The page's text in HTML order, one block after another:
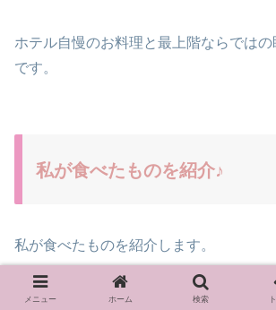
ホテル自慢のお料理と最上階ならでは
です。
私が食べたものを紹介♪
私が食べたものを紹介します。
メニュー ホーム 検索